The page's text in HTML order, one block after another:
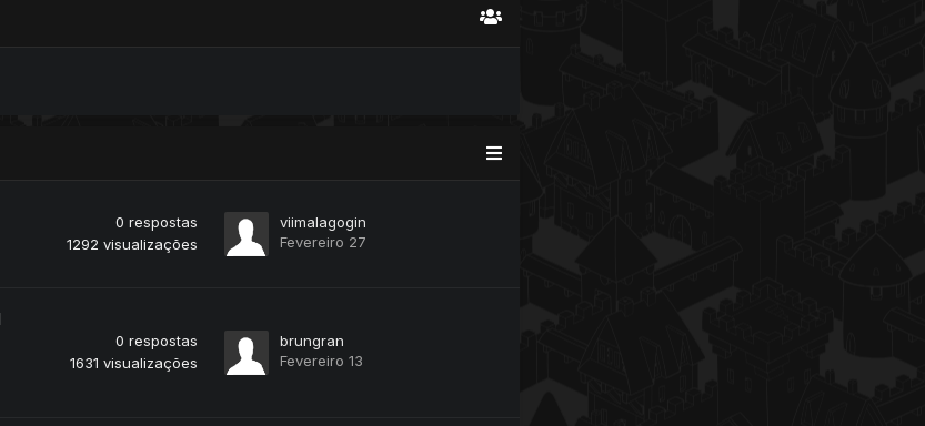
0 respostas
1292 visualizações
viimalagogin
Fevereiro 27
0 respostas
1631 visualizações
brungran
Fevereiro 13